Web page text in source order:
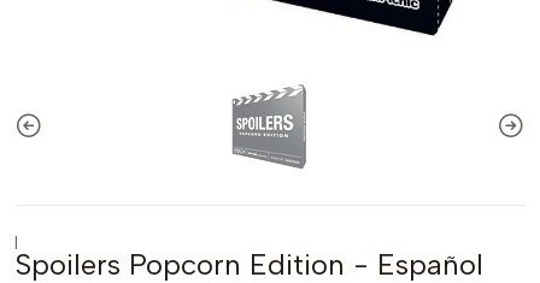
|
Spoilers Popcorn Edition - Español